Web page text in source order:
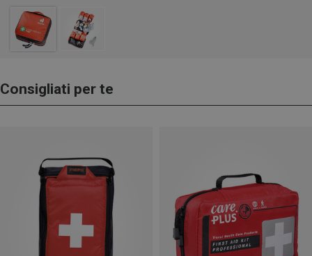
Consigliati per te